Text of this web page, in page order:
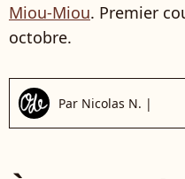
Miou-Miou. Premier
octobre.
Par Nicolas N. |